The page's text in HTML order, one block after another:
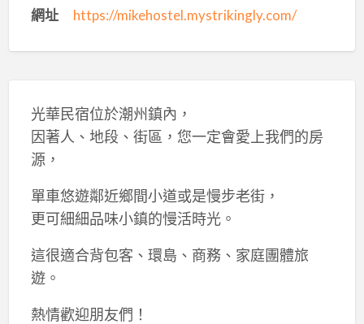
網址 https://mikehostel.mystrikingly.com/
光華民宿位於潮州鎮內，
因著人、地段、街區，您一定會愛上我們的房
源，
單車悠遊鄰近鄉間小道或是慢步老街，
更可細細品味小鎮的慢活時光。
這很適合背包客、環島、商務、家庭團體旅
遊。
熱情歡迎朋友們！